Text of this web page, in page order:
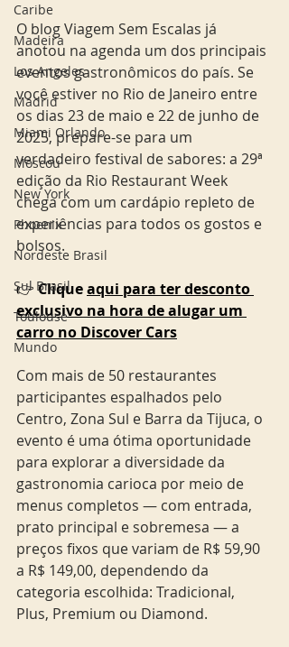
Caribe
Madeira
Los Angeles
Madrid
Miami Orlando
Moscou
New York
Phoenix
Nordeste Brasil
Sul Brasil
Toulouse
Mundo
O blog Viagem Sem Escalas já
anotou na agenda um dos principais
eventos gastronômicos do país. Se
você estiver no Rio de Janeiro entre
os dias 23 de maio e 22 de junho de
2025, prepare-se para um
verdadeiro festival de sabores: a 29ª
edição da Rio Restaurant Week
chega com um cardápio repleto de
experiências para todos os gostos e
bolsos.
👉 Clique aqui para ter desconto
exclusivo na hora de alugar um
carro no Discover Cars
Com mais de 50 restaurantes
participantes espalhados pelo
Centro, Zona Sul e Barra da Tijuca, o
evento é uma ótima oportunidade
para explorar a diversidade da
gastronomia carioca por meio de
menus completos — com entrada,
prato principal e sobremesa — a
preços fixos que variam de R$ 59,90
a R$ 149,00, dependendo da
categoria escolhida: Tradicional,
Plus, Premium ou Diamond.